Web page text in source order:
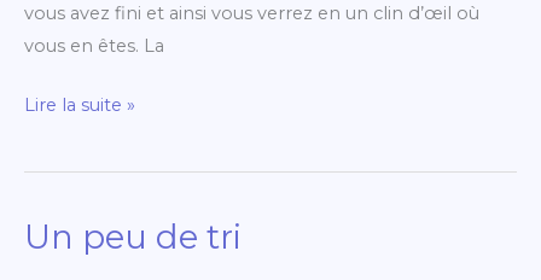
vous avez fini et ainsi vous verrez en un clin d’œil où
vous en êtes. La
Lire la suite »
Un peu de tri
Un